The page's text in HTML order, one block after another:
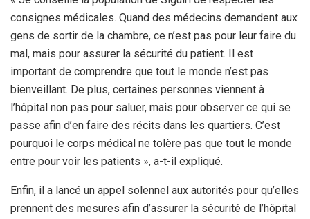
consignes médicales. Quand des médecins demandent aux
gens de sortir de la chambre, ce n’est pas pour leur faire du
mal, mais pour assurer la sécurité du patient. Il est
important de comprendre que tout le monde n’est pas
bienveillant. De plus, certaines personnes viennent à
l’hôpital non pas pour saluer, mais pour observer ce qui se
passe afin d’en faire des récits dans les quartiers. C’est
pourquoi le corps médical ne tolère pas que tout le monde
entre pour voir les patients », a-t-il expliqué.
Enfin, il a lancé un appel solennel aux autorités pour qu’elles
prennent des mesures afin d’assurer la sécurité de l’hôpital